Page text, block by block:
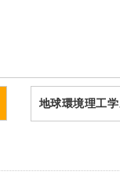
地球環境理工